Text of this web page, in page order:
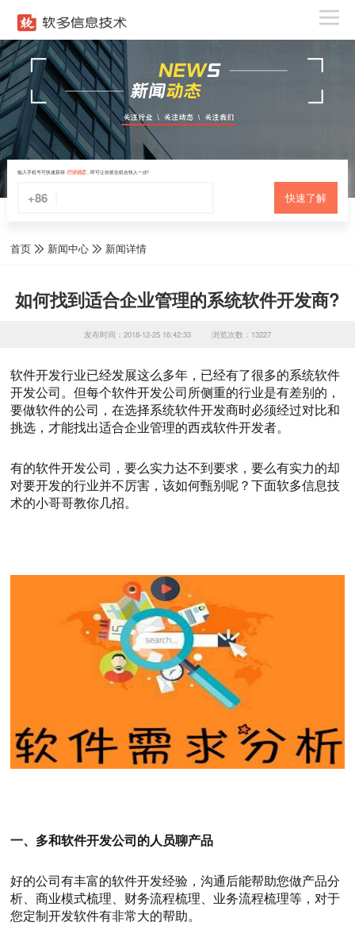
输入手机号可快速获得 行业动态，即可让你抓住机会快人一步!
+86 快速了解
首页 新闻中心 新闻详情
如何找到适合企业管理的系统软件开发商?
发布时间：2018-12-25 16:42:33 浏览次数：13227
软件开发行业已经发展这么多年，已经有了很多的系统软件
开发公司。但每个软件开发公司所侧重的行业是有差别的，
要做软件的公司，在选择系统软件开发商时必须经过对比和
挑选，才能找出适合企业管理的西戎软件开发者。
有的软件开发公司，要么实力达不到要求，要么有实力的却
对要开发的行业并不厉害，该如何甄别呢？下面软多信息技
术的小哥哥教你几招。
一、多和软件开发公司的人员聊产品
好的公司有丰富的软件开发经验，沟通后能帮助您做产品分
析、商业模式梳理、财务流程梳理、业务流程梳理等，对于
您定制开发软件有非常大的帮助。